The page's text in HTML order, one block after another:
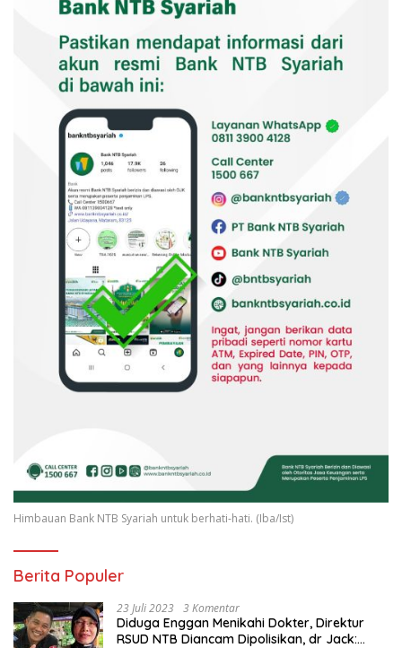
Himbauan Bank NTB Syariah untuk berhati-hati. (Iba/Ist)
Berita Populer
23 Juli 2023 3 Komentar
Diduga Enggan Menikahi Dokter, Direktur
RSUD NTB Diancam Dipolisikan, dr Jack: